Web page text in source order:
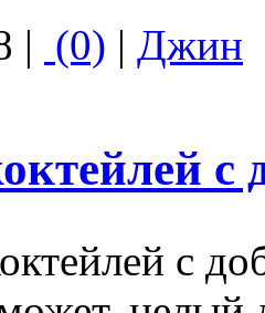
| (0) | Джин
с
с